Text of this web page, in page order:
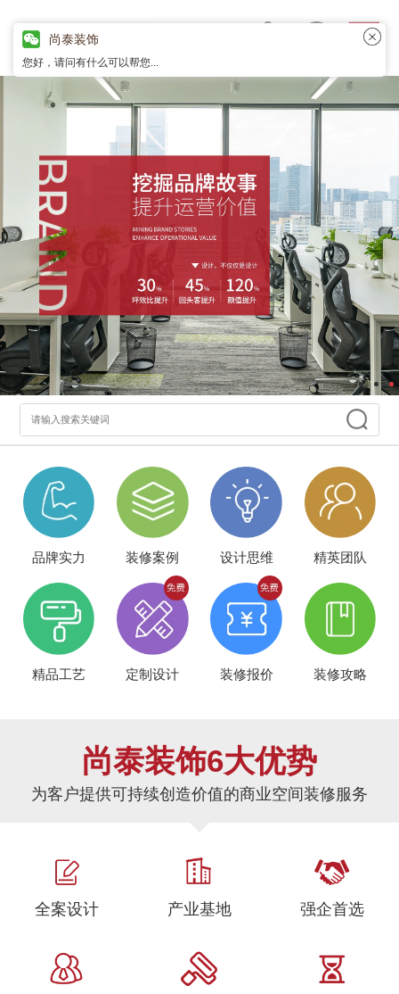
品牌实力 装修案例 设计思维 精英团队
精品工艺 定制设计 装修报价 装修攻略
尚泰装饰6大优势
为客户提供可持续创造价值的商业空间装修服务
全案设计 产业基地 强企首选
尚泰装饰
您好，请问有什么可以帮您...